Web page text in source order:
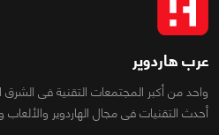
عرب هاردوير
واحد من أكبر المجتمعات التقنية فى
أحدث التقنيات فى مجال الهاردوير والألعاب